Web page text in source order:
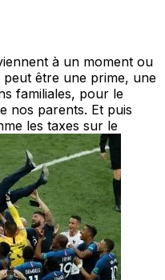
à un moment ou
être une prime, une
familiales, pour le
nos parents. Et puis
les taxes sur le